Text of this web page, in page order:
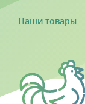
Наши товары